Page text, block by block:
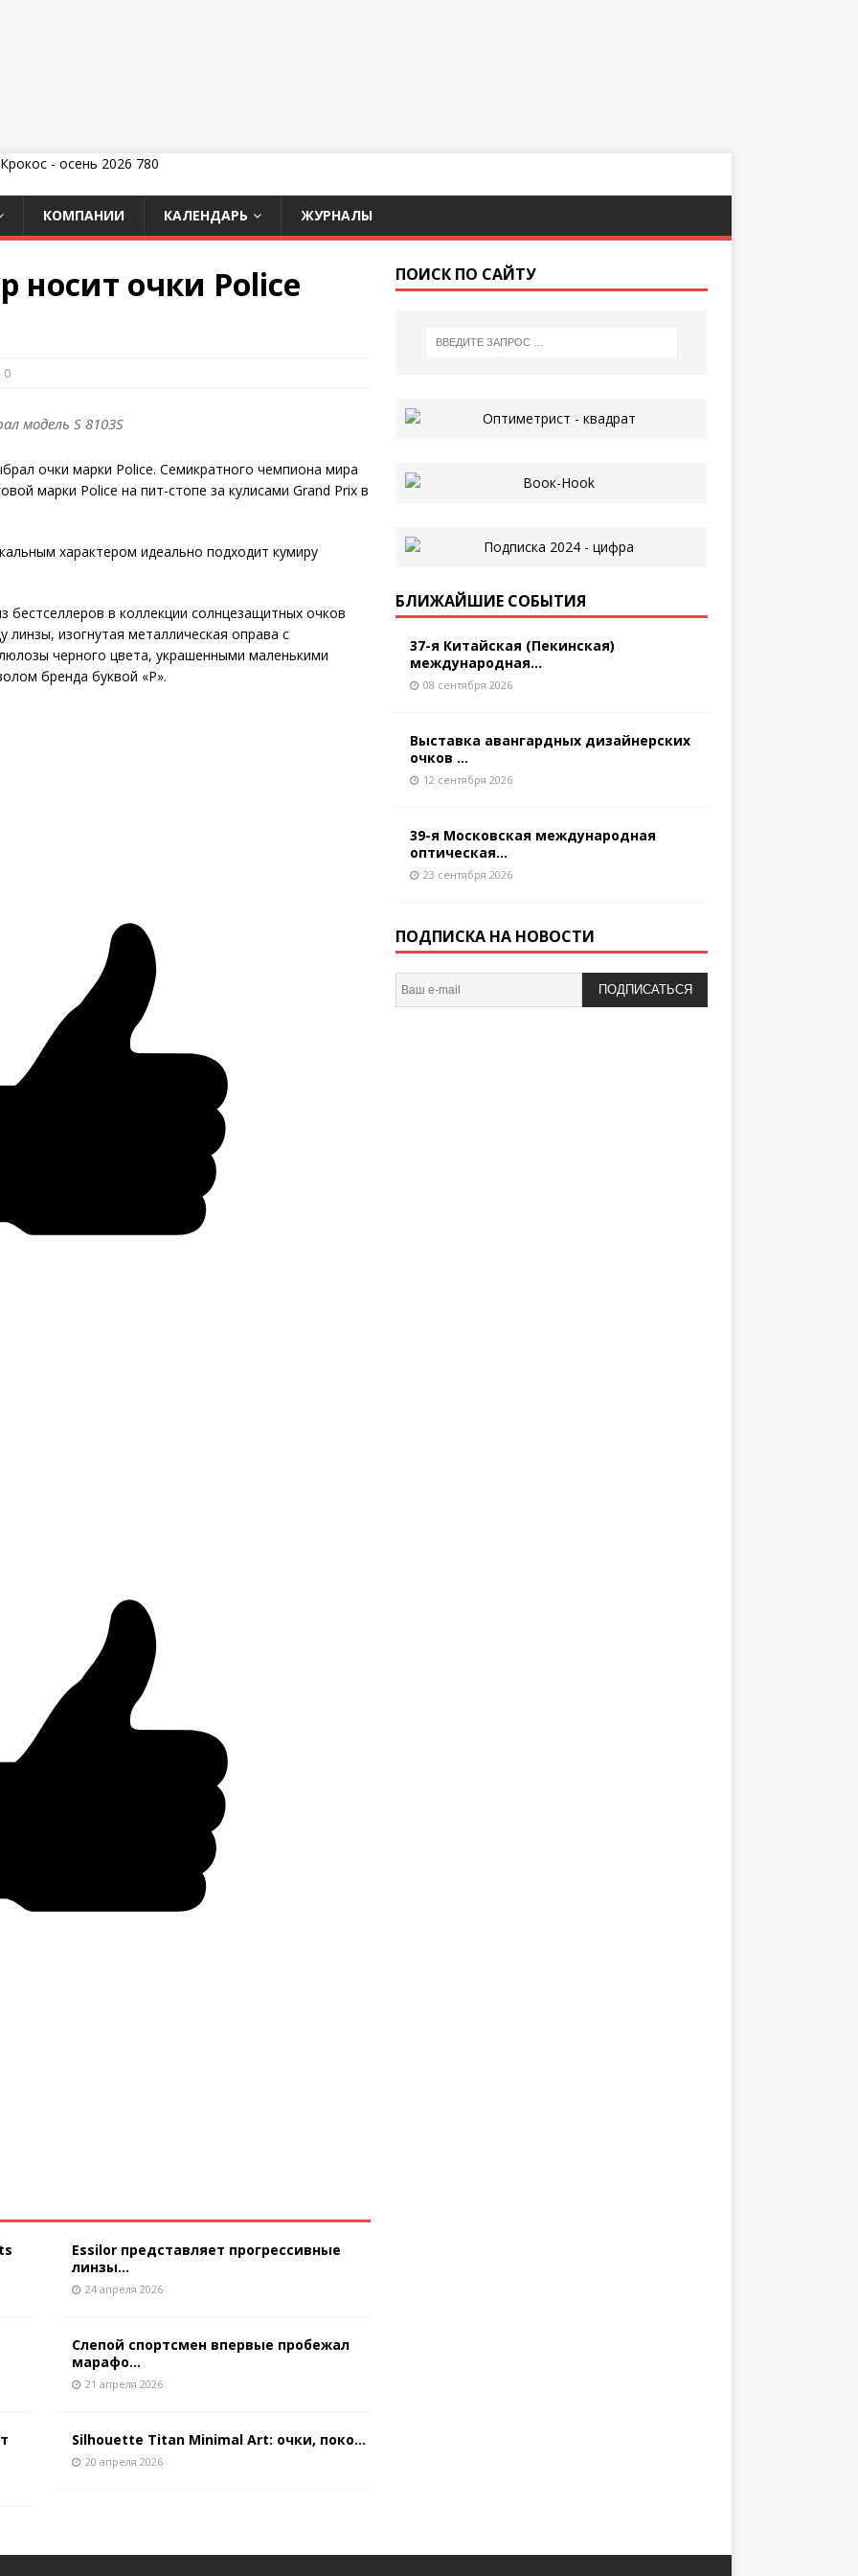
КОМПАНИИ КАЛЕНДАРЬ ЖУРНАЛЫ
очки Police
0
модель S 8103S
очки марки Police. Семикратного чемпиона мира
марки Police на пит-стопе за кулисами Grand Prix в
характером идеально подходит кумиру
бестселлеров в коллекции солнцезащитных очков
изогнутая металлическая оправа с
черного цвета, украшенными маленькими
бренда буквой «P».
Essilor представляет прогрессивные
линзы...
24 апреля 2026
Слепой спортсмен впервые пробежал
марафо...
21 апреля 2026
Silhouette Titan Minimal Art: очки, поко...
20 апреля 2026
ПОИСК ПО САЙТУ
БЛИЖАЙШИЕ СОБЫТИЯ
37-я Китайская (Пекинская)
международная...
08 сентября 2026
Выставка авангардных дизайнерских
очков ...
12 сентября 2026
39-я Московская международная
оптическая...
23 сентября 2026
ПОДПИСКА НА НОВОСТИ
ПОДПИСАТЬСЯ